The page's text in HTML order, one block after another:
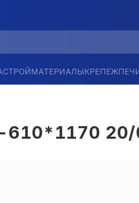
СТРОЙМАТЕРИАЛЫКРЕПЕЖ
610*1170